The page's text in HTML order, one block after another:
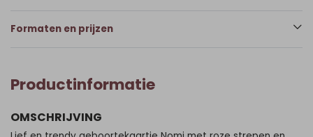
Formaten en prijzen
Productinformatie
OMSCHRIJVING